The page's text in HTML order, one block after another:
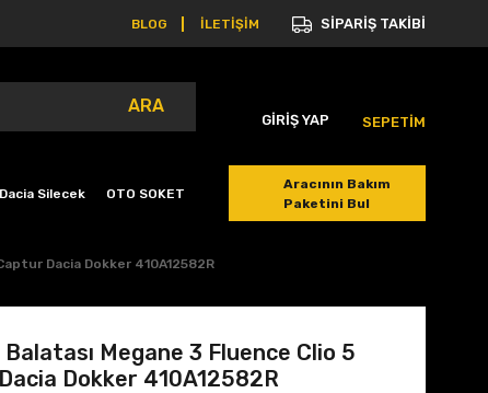
BLOG İLETİŞİM SİPARİŞ TAKİBİ
ARA
GİRİŞ YAP SEPETİM
Silecek OTO SOKET
Aracının Bakım
Paketini Bul
Dacia Dokker 410A12582R
Balatası Megane 3 Fluence Clio 5
Dokker 410A12582R